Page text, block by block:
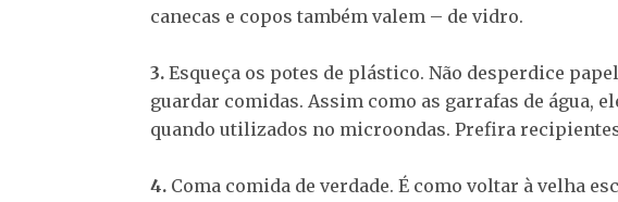
canecas e copos também valem – de vidro.
3. Esqueça os potes de plástico. Não desperdice
guardar comidas. Assim como as garrafas de água,
quando utilizados no microondas. Prefira
4. Coma comida de verdade. É como voltar à velha